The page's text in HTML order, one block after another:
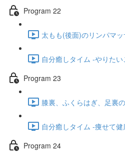
Program 22
太もも(後面)のリンパマ
自分癒しタイム -やりた
Program 23
膝裏、ふくらはぎ、足裏
自分癒しタイム -痩せて
Program 24​